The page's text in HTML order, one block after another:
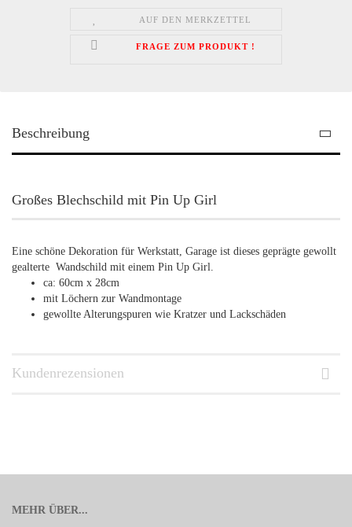
AUF DEN MERKZETTEL
FRAGE ZUM PRODUKT !
Beschreibung
Großes Blechschild mit Pin Up Girl
Eine schöne Dekoration für Werkstatt, Garage ist dieses geprägte gewollt
gealterte Wandschild mit einem Pin Up Girl.
ca: 60cm x 28cm
mit Löchern zur Wandmontage
gewollte Alterungspuren wie Kratzer und Lackschäden
Kundenrezensionen
MEHR ÜBER...